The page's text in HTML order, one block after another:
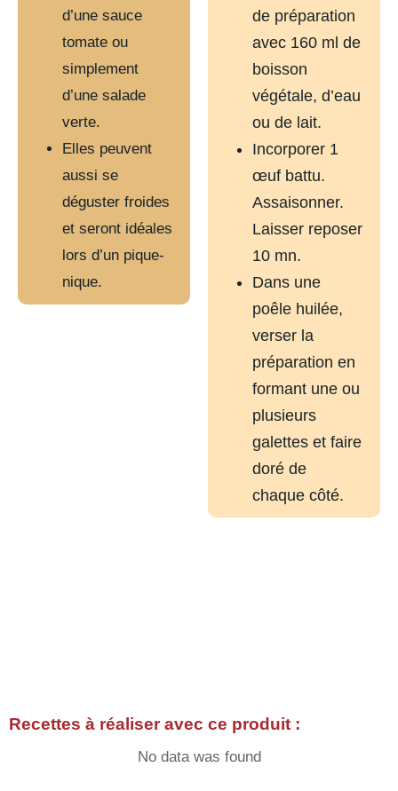
d’une sauce
tomate ou
simplement
d’une salade
verte.
Elles peuvent
aussi se
déguster froides
et seront idéales
lors d’un pique-
nique.
de préparation
avec 160 ml de
boisson
végétale, d’eau
ou de lait.
Incorporer 1
œuf battu.
Assaisonner.
Laisser reposer
10 mn.
Dans une
poêle huilée,
verser la
préparation en
formant une ou
plusieurs
galettes et faire
doré de
chaque côté.
Recettes à réaliser avec ce produit :
No data was found